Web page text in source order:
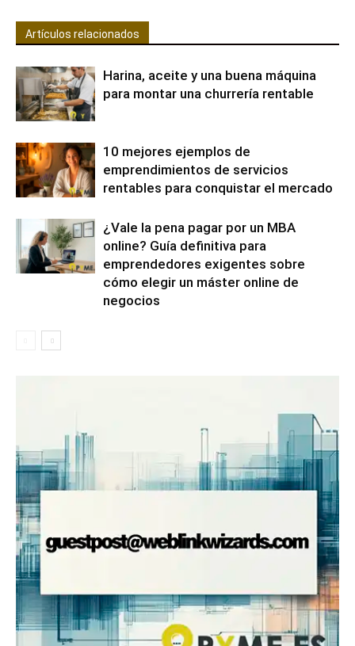
Artículos relacionados
Harina, aceite y una buena máquina
para montar una churrería rentable
10 mejores ejemplos de
emprendimientos de servicios
rentables para conquistar el mercado
¿Vale la pena pagar por un MBA
online? Guía definitiva para
emprendedores exigentes sobre
cómo elegir un máster online de
negocios